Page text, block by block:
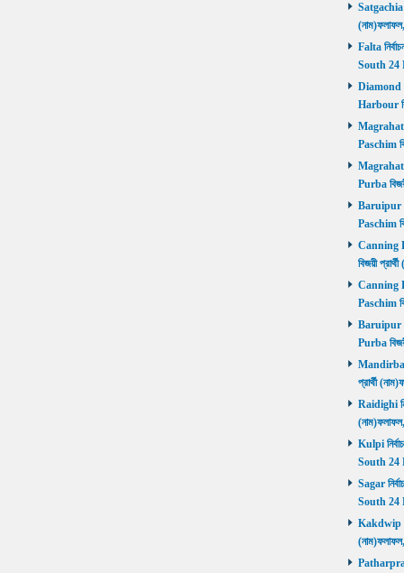
Satgachia
Falta
South 24
Diamond
Harbour
Magrahat
Paschim
Magrahat
Purba
Baruipur
Paschim
Canning
বিজয়ী
Canning
Paschim
Baruipur
Purba
প্রার্থী
Raidighi
Kulpi
South 24
Sagar
South 24
Kakdwip